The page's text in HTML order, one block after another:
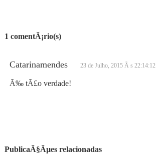
1 comentÃ¡rio(s)
Catarinamendes 23 de Julho, 2015 Ã s 22:14:12
Ã‰ tÃ£o verdade!
PublicaÃ§Ãµes relacionadas